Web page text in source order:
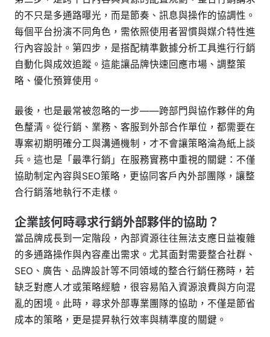
的不只是多通路曝光，而是節奏、訊息與操作的協調性。
每個平台扮演不同角色，需依照使用者習慣與媒介特性進
行內容設計。第四步，是搭配精準數據分析工具進行行銷
自動化與成效追蹤。這能讓品牌快速回應市場、調整策
略、優化預算使用。
最後，也是最常被忽略的一步——跨部門與協作夥伴的角
色釐清。從行銷、業務、客服到外部合作單位，都需要在
專案初期明確分工與溝通機制，才不會讓策略淪為紙上談
兵。這也是「最準行銷」在服務實務中重視的關鍵：不僅
協助制定內容與SEO策略，更協同客戶內外部團隊，讓整
合行銷落地執行不走樣。
企業該何時尋求行銷外部夥伴的協助？
當品牌成長到一定階段，內部資源往往無法支應日益複雜
的多通路操作與內容產出需求。尤其面對需要整合社群、
SEO、廣告、品牌設計等不同領域的整合行銷任務時，若
缺乏對應人才或策略經驗，很容易陷入資源浪費與方向混
亂的困境。此時，尋求外部專業團隊的協助，不僅是節省
成本的策略，更是提昇執行效率與精準度的關鍵。